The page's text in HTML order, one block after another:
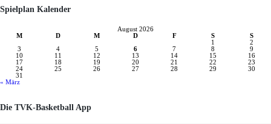
Spielplan Kalender
August 2026
M
D M D F S S
« März
1
2
3
4 5 6 7 8
9
10
11 12 13 14 15
16
17
18 19 20 21 22
23
24
25 26 27 28 29
30
31
Die TVK-Basketball App